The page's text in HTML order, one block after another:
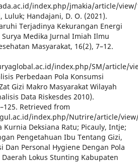
index.php/jmakia/article/view/
Handajani, D. O. (2021).
Terjadinya Kekurangan Energi
Medika Jurnal Imiah Ilmu
Masyarakat, 16(2), 7–12.
index.php/SM/article/
Perbedaan Pola Konsumsi
Gizi Makro Masyarakat Wilayah
Data Riskesdes 2010).
Retrieved from
index.php/Nutrire/article/
Kurnia Deksiana Ratu; Picauly, Intje;
Pengetahuan Ibu Tentang Gizi,
Dan Personal Hygiene Dengan Pola
Lokus Stunting Kabupaten